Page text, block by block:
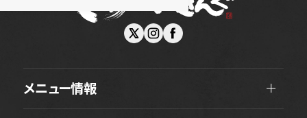
メニュー情報